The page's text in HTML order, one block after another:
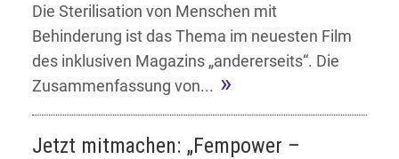
Die Sterilisation von Menschen mit
Behinderung ist das Thema im neuesten Film
des inklusiven Magazins „andererseits“. Die
Zusammenfassung von...
Jetzt mitmachen: „Fempower –